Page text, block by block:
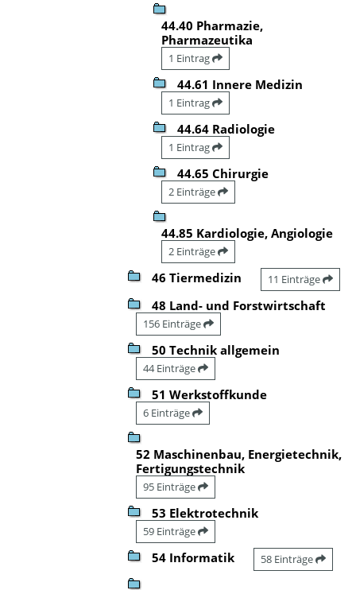
44.40 Pharmazie,
Pharmazeutika
1 Eintrag
44.61 Innere Medizin
1 Eintrag
44.64 Radiologie
1 Eintrag
44.65 Chirurgie
2 Einträge
44.85 Kardiologie, Angiologie
2 Einträge
46 Tiermedizin 11 Einträge
48 Land- und Forstwirtschaft
156 Einträge
50 Technik allgemein
44 Einträge
51 Werkstoffkunde
6 Einträge
52 Maschinenbau, Energietechnik,
Fertigungstechnik
95 Einträge
53 Elektrotechnik
59 Einträge
54 Informatik 58 Einträge